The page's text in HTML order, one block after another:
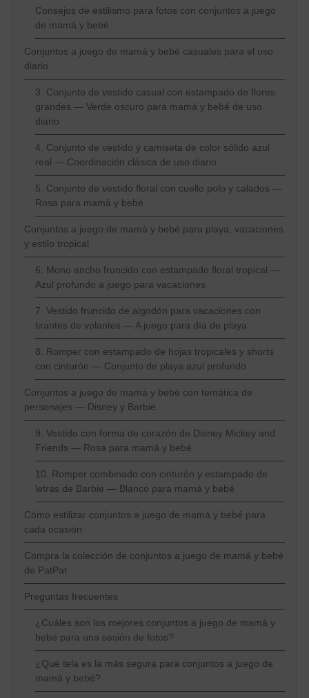
Consejos de estilismo para fotos con conjuntos a juego
de mamá y bebé
Conjuntos a juego de mamá y bebé casuales para el uso
diario
3. Conjunto de vestido casual con estampado de flores
grandes — Verde oscuro para mamá y bebé de uso
diario
4. Conjunto de vestido y camiseta de color sólido azul
real — Coordinación clásica de uso diario
5. Conjunto de vestido floral con cuello polo y calados —
Rosa para mamá y bebé
Conjuntos a juego de mamá y bebé para playa, vacaciones
y estilo tropical
6. Mono ancho fruncido con estampado floral tropical —
Azul profundo a juego para vacaciones
7. Vestido fruncido de algodón para vacaciones con
tirantes de volantes — A juego para día de playa
8. Romper con estampado de hojas tropicales y shorts
con cinturón — Conjunto de playa azul profundo
Conjuntos a juego de mamá y bebé con temática de
personajes — Disney y Barbie
9. Vestido con forma de corazón de Disney Mickey and
Friends — Rosa para mamá y bebé
10. Romper combinado con cinturón y estampado de
letras de Barbie — Blanco para mamá y bebé
Cómo estilizar conjuntos a juego de mamá y bebé para
cada ocasión
Compra la colección de conjuntos a juego de mamá y bebé
de PatPat
Preguntas frecuentes
¿Cuáles son los mejores conjuntos a juego de mamá y
bebé para una sesión de fotos?
¿Qué tela es la más segura para conjuntos a juego de
mamá y bebé?